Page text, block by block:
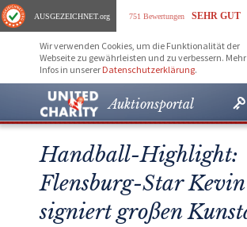
AUSGEZEICHNET.org 751 Bewertungen SEHR GUT
Wir verwenden Cookies, um die Funktionalität der
Webseite zu gewährleisten und zu verbessern. Mehr
Infos in unserer Datenschutzerklärung.
Auktionsportal
Handball-Highlight:
Flensburg-Star
signiert großen